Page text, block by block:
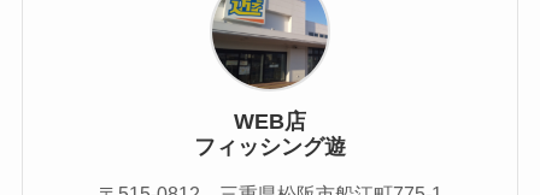
WEB店
フィッシング遊